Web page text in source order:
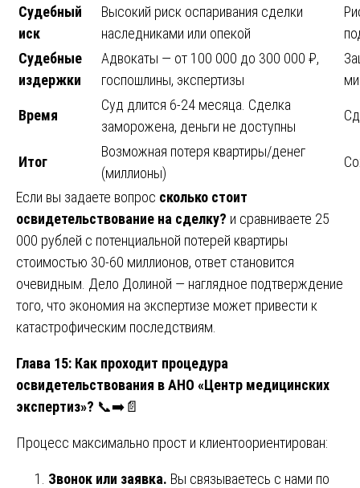
Судебный
иск
Высокий риск оспаривания сделки
наследниками или опекой
Судебные
издержки
Адвокаты — от 100 000 до 300 000 ₽,
госпошлины, экспертизы
Время
Суд длится 6-24 месяца. Сделка
заморожена, деньги не доступны
Итог
Возможная потеря квартиры/денег
(миллионы)
Если вы задаете вопрос сколько стоит
освидетельствование на сделку? и сравниваете 25
000 рублей с потенциальной потерей квартиры
стоимостью 30-60 миллионов, ответ становится
очевидным. Дело Долиной — наглядное подтверждение
того, что экономия на экспертизе может привести к
катастрофическим последствиям.
Глава 15: Как проходит процедура
освидетельствования в АНО «Центр медицинских
экспертиз»? 📞➡️📄
Процесс максимально прост и клиентоориентирован:
Звонок или заявка. Вы связываетесь с нами по